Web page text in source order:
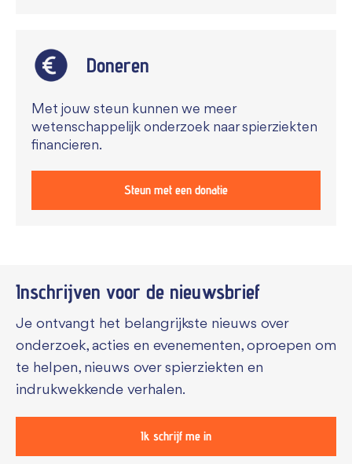
Doneren
Met jouw steun kunnen we meer
wetenschappelijk onderzoek naar spierziekten
financieren.
Steun met een donatie
Inschrijven voor de nieuwsbrief
Je ontvangt het belangrijkste nieuws over
onderzoek, acties en evenementen, oproepen om
te helpen, nieuws over spierziekten en
indrukwekkende verhalen.
Ik schrijf me in